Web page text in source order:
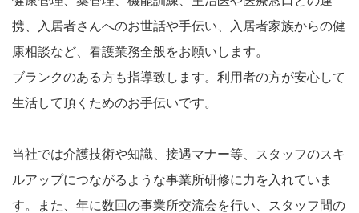
携、入居者さんへのお世話や手伝い、入居者家族からの健
康相談など、看護業務全般をお願いします。
ブランクのある方も指導致します。利用者の方が安心して
生活して頂くためのお手伝いです。
当社では介護技術や知識、接遇マナー等、スタッフのスキ
ルアップにつながるような事業所研修に力を入れていま
す。また、年に数回の事業所交流会を行い、スタッフ間の